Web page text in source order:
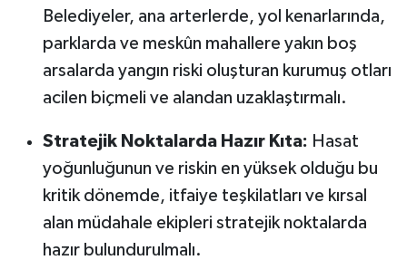
Belediyeler, ana arterlerde, yol kenarlarında,
parklarda ve meskûn mahallere yakın boş
arsalarda yangın riski oluşturan kurumuş otları
acilen biçmeli ve alandan uzaklaştırmalı.
Stratejik Noktalarda Hazır Kıta: Hasat
yoğunluğunun ve riskin en yüksek olduğu bu
kritik dönemde, itfaiye teşkilatları ve kırsal
alan müdahale ekipleri stratejik noktalarda
hazır bulundurulmalı.